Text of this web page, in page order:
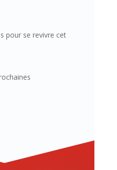
pour se revivre cet